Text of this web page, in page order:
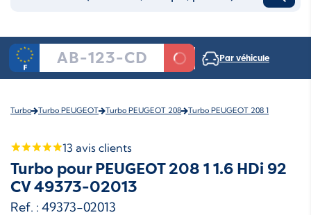
Par véhicule
Turbo Turbo PEUGEOT Turbo PEUGEOT 208 Turbo PEUGEOT 208 1
13 avis clients
Turbo pour PEUGEOT 208 1 1.6 HDi 92
CV 49373-02013
Ref. : 49373-02013